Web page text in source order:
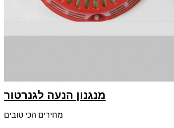
מנגנון הנעה לגנרטור